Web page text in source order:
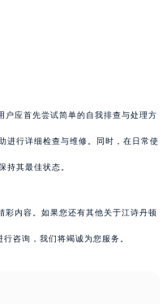
户应首先尝试简单的自我排查与处理方
进行详细检查与维修。同时，在日常使
持其最佳状态。
彩内容。如果您还有其他关于江诗丹顿
咨询，我们将竭诚为您服务。